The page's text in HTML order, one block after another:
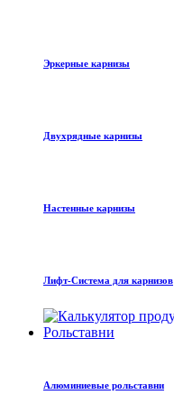
Эркерные карнизы
Двухрядные карнизы
Настенные карнизы
Лифт-Система для карнизов
Рольставни
Алюминиевые рольставни